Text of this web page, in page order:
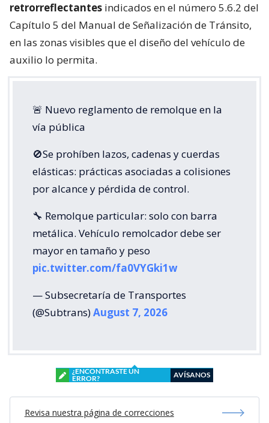
retrorreflectantes indicados en el número 5.6.2 del
Capítulo 5 del Manual de Señalización de Tránsito,
en las zonas visibles que el diseño del vehículo de
auxilio lo permita.
🚨 Nuevo reglamento de remolque en la
vía pública
🚫Se prohíben lazos, cadenas y cuerdas
elásticas: prácticas asociadas a colisiones
por alcance y pérdida de control.
🔧 Remolque particular: solo con barra
metálica. Vehículo remolcador debe ser
mayor en tamaño y peso
pic.twitter.com/fa0VYGki1w
— Subsecretaría de Transportes
(@Subtrans)August 7, 2026
¿ENCONTRASTE UN
ERROR?
AVÍSANOS
Revisa nuestra página de correcciones